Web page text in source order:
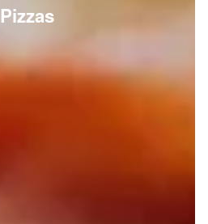
Pizzas